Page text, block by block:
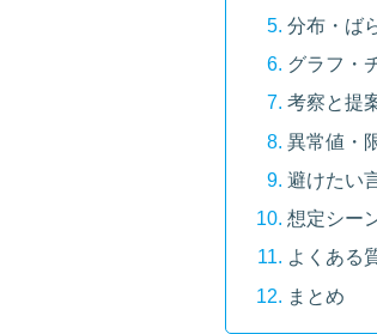
分布・ば
グラフ・
考察と提
異常値・
避けたい
想定シー
よくある
まとめ